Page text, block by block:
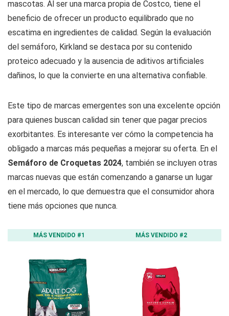
mascotas. Al ser una marca propia de Costco, tiene el
beneficio de ofrecer un producto equilibrado que no
escatima en ingredientes de calidad. Según la evaluación
del semáforo, Kirkland se destaca por su contenido
proteico adecuado y la ausencia de aditivos artificiales
dañinos, lo que la convierte en una alternativa confiable.
Este tipo de marcas emergentes son una excelente opción
para quienes buscan calidad sin tener que pagar precios
exorbitantes. Es interesante ver cómo la competencia ha
obligado a marcas más pequeñas a mejorar su oferta. En el
Semáforo de Croquetas 2024, también se incluyen otras
marcas nuevas que están comenzando a ganarse un lugar
en el mercado, lo que demuestra que el consumidor ahora
tiene más opciones que nunca.
MÁS VENDIDO #1 MÁS VENDIDO #2